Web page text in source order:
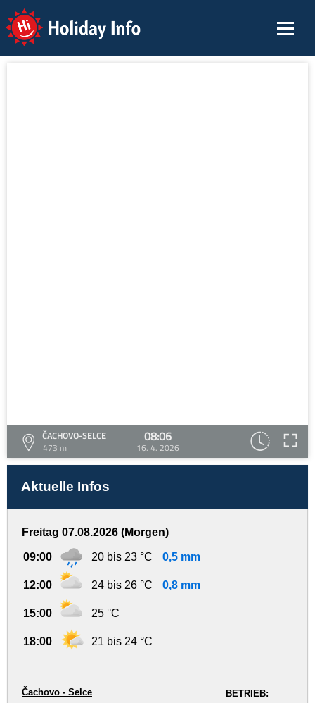
Holiday Info
ČACHOVO-SELCE
473 m
08:06
16. 4. 2026
Aktuelle Infos
Freitag 07.08.2026 (Morgen)
09:00 20 bis 23 °C 0,5 mm
12:00 24 bis 26 °C 0,8 mm
15:00 25 °C
18:00 21 bis 24 °C
BETRIEB:
Čachovo - Selce